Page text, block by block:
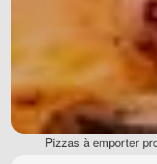
Pizzas à emporter